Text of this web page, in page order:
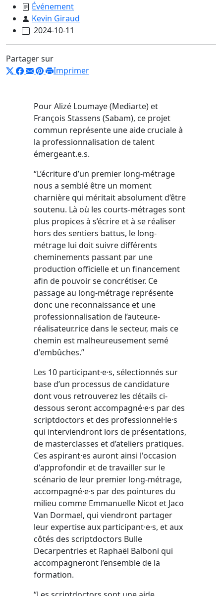
Événement
Kevin Giraud
2024-10-11
Partager sur
Imprimer
Pour Alizé Loumaye (Mediarte) et
François Stassens (Sabam), ce projet
commun représente une aide cruciale à
la professionnalisation de talent
émergeant.e.s.
“L’écriture d’un premier long-métrage
nous a semblé être un moment
charnière qui méritait absolument d’être
soutenu. Là où les courts-métrages sont
plus propices à s’écrire et à se réaliser
hors des sentiers battus, le long-
métrage lui doit suivre différents
cheminements passant par une
production officielle et un financement
afin de pouvoir se concrétiser. Ce
passage au long-métrage représente
donc une reconnaissance et une
professionnalisation de l’auteur.e-
réalisateur.rice dans le secteur, mais ce
chemin est malheureusement semé
d'embûches.”
Les 10 participant·e·s, sélectionnés sur
base d’un processus de candidature
dont vous retrouverez les détails ci-
dessous seront accompagné·e·s par des
scriptdoctors et des professionnel·le·s
qui interviendront lors de présentations,
de masterclasses et d’ateliers pratiques.
Ces aspirant·es auront ainsi l'occasion
d'approfondir et de travailler sur le
scénario de leur premier long-métrage,
accompagné·e·s par des pointures du
milieu comme Emmanuelle Nicot et Jaco
Van Dormael, qui viendront partager
leur expertise aux participant·e·s, et aux
côtés des scriptdoctors Bulle
Decarpentries et Raphaël Balboni qui
accompagneront l’ensemble de la
formation.